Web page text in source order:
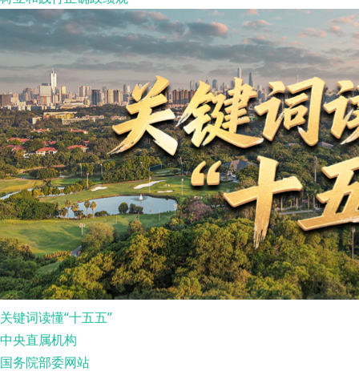
关键词读懂“十五五”
中央直属机构
国务院部委网站